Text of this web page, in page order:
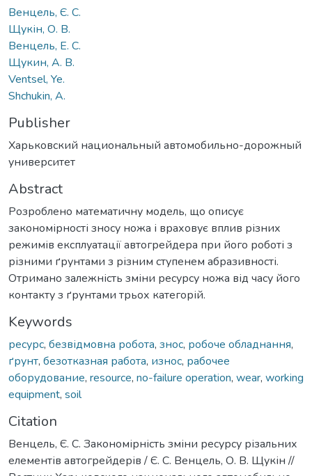
Венцель, Є. С.
Щукін, О. В.
Венцель, Е. С.
Щукин, А. В.
Ventsel, Ye.
Shchukin, A.
Publisher
Харьковский национальный автомобильно-дорожный
университет
Abstract
Розроблено математичну модель, що описує
закономірності зносу ножа і враховує вплив різних
режимів експлуатації автогрейдера при його роботі з
різними ґрунтами з різним ступенем абразивності.
Отримано залежність зміни ресурсу ножа від часу його
контакту з ґрунтами трьох категорій.
Keywords
ресурс, безвідмовна робота, знос, робоче обладнання,
ґрунт, безотказная работа, износ, рабочее
оборудование, resource, no-failure operation, wear, working
equipment, soil
Citation
Венцель, Є. С. Закономірність зміни ресурсу різальних
елементів автогрейдерів / Є. С. Венцель, О. В. Щукін //